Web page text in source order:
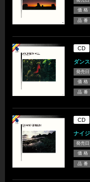
価 格
品 番
CD
ダン
発売日
価 格
品 番
CD
ナイ
発売日
価 格
品 番